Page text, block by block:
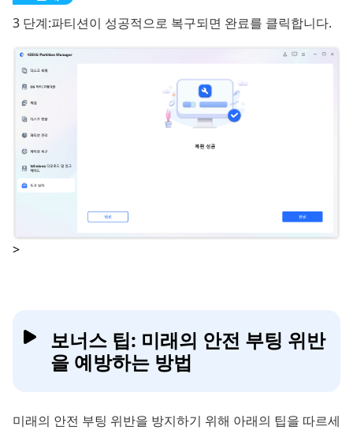
3 단계:파티션이 성공적으로 복구되면 완료를 클릭합니다.
>
보너스 팁: 미래의 안전 부팅 위반
을 예방하는 방법
미래의 안전 부팅 위반을 방지하기 위해 아래의 팁을 따르세